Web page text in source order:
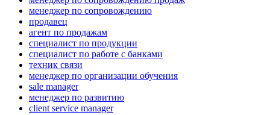
менеджер по сопровождению
продавец
агент по продажам
специалист по продукции
специалист по работе с банками
техник связи
менеджер по организации обучения
sale manager
менеджер по развитию
client service manager